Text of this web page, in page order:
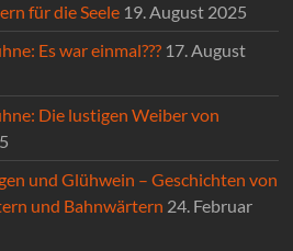
für die Seele 19. August 2025
Es war einmal??? 17. August
Die lustigen Weiber von
und Glühwein – Geschichten von
und Bahnwärtern 24. Februar